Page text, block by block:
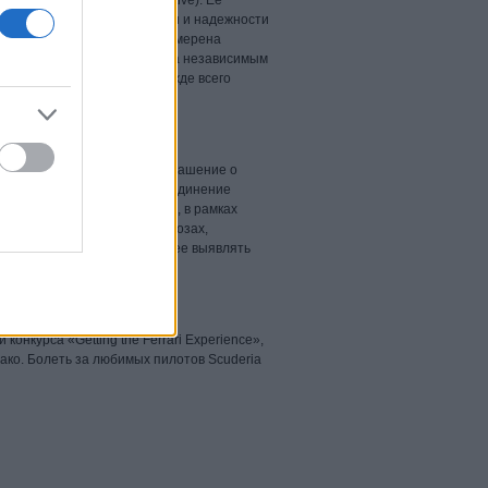
валидации целостности и надежности
Kaspersky Lab намерена
базы, для анализа независимым
которая прежде всего
продлила и расширила соглашение о
сотрудничества – объединение
В частности, в рамках
о новейших киберугрозах,
быстрее и эффективнее выявлять
«Getting the Ferrari Experience»,
Болеть за любимых пилотов Scuderia